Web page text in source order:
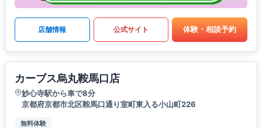
店舗情報 公式サイト 体験・相談予約
カーブス烏丸鞍馬口店
妙心寺駅から車で8分
京都府京都市北区鞍馬口通り室町東入る小山町226
無料体験